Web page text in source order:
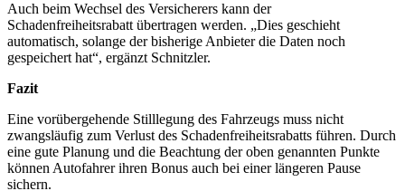
Auch beim Wechsel des Versicherers kann der
Schadenfreiheitsrabatt übertragen werden. „Dies geschieht
automatisch, solange der bisherige Anbieter die Daten noch
gespeichert hat“, ergänzt Schnitzler.
Fazit
Eine vorübergehende Stilllegung des Fahrzeugs muss nicht
zwangsläufig zum Verlust des Schadenfreiheitsrabatts führen. Durch
eine gute Planung und die Beachtung der oben genannten Punkte
können Autofahrer ihren Bonus auch bei einer längeren Pause
sichern.